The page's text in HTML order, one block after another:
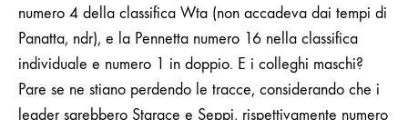
numero 4 della classifica Wta (non accadeva dai tempi di
Panatta, ndr), e la Pennetta numero 16 nella classifica
individuale e numero 1 in doppio. E i colleghi maschi?
Pare se ne stiano perdendo le tracce, considerando che i
leader sarebbero Starace e Seppi, rispettivamente numero